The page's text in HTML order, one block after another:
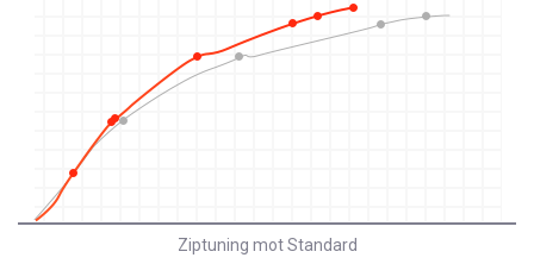
Ziptuning mot Standard